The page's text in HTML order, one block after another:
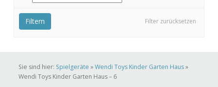
Filter zurücksetzen
Filtern
Sie sind hier: Spielgeräte »Wendi Toys Kinder Garten Haus»
Wendi Toys Kinder Garten Haus – 6